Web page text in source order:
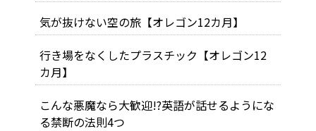
気が抜けない空の旅【オレゴン12カ月】
行き場をなくしたプラスチック【オレゴン12
カ月】
こんな悪魔なら大歓迎!?英語が話せるようにな
る禁断の法則4つ